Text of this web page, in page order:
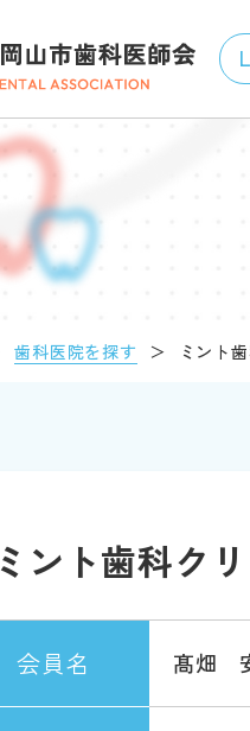
歯科医院を探す ＞ ミント
ミント歯科ク
会員名 髙畑